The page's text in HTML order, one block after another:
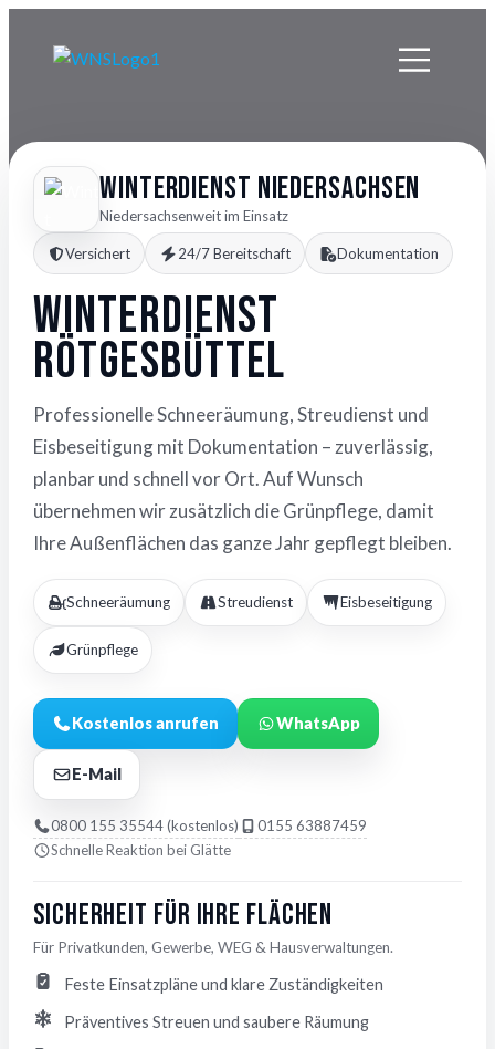
Winterdienst Niedersachsen
Niedersachsenweit im Einsatz
Versichert 24/7 Bereitschaft Dokumentation
Winterdienst
Rötgesbüttel
Professionelle Schneeräumung, Streudienst und
Eisbeseitigung mit Dokumentation – zuverlässig,
planbar und schnell vor Ort. Auf Wunsch
übernehmen wir zusätzlich die Grünpflege, damit
Ihre Außenflächen das ganze Jahr gepflegt bleiben.
Schneeräumung Streudienst Eisbeseitigung
Grünpflege
Kostenlos anrufen WhatsApp
E-Mail
0800 155 35544 (kostenlos)
0155 63887459
Schnelle Reaktion bei Glätte
Sicherheit für Ihre Flächen
Für Privatkunden, Gewerbe, WEG & Hausverwaltungen.
Feste Einsatzpläne und klare Zuständigkeiten
Präventives Streuen und saubere Räumung